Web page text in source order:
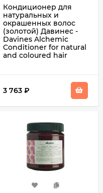
Кондиционер для
натуральных и
окрашенных волос
(золотой) Давинес -
Davines Alchemic
Conditioner for natural
and coloured hair
3 763 ₽